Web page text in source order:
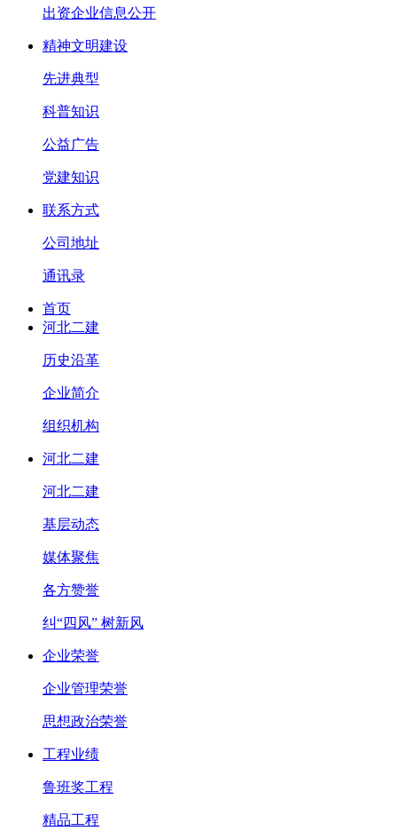
出资企业信息公开
精神文明建设
先进典型
科普知识
公益广告
党建知识
联系方式
公司地址
通讯录
首页
河北二建
历史沿革
企业简介
组织机构
河北二建
河北二建
基层动态
媒体聚焦
各方赞誉
纠“四风” 树新风
企业荣誉
企业管理荣誉
思想政治荣誉
工程业绩
鲁班奖工程
精品工程